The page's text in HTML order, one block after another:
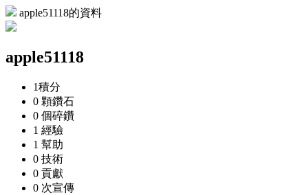
apple51118的資料
apple51118
1積分
0 顆鑽石
0 個碎鑽
1 經驗
1 幫助
0 技術
0 貢獻
0 次宣傳